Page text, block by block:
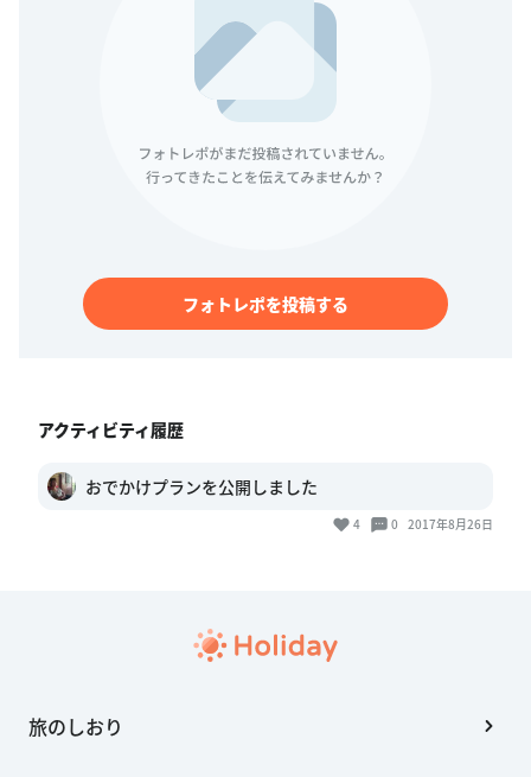
フォトレポを投稿する
アクティビティ履歴
おでかけプランを公開しました
4 0 2017年8月26日
旅のしおり